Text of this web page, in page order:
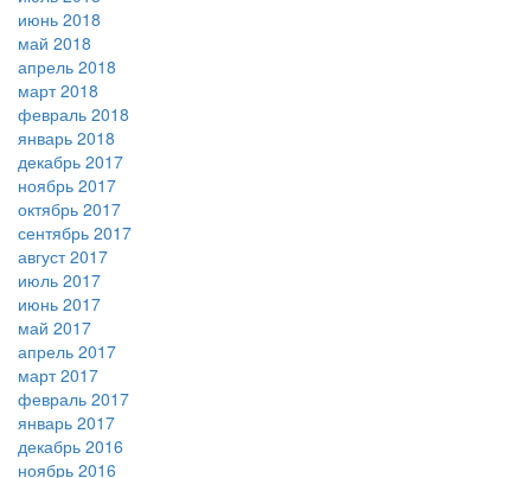
июнь 2018
май 2018
апрель 2018
март 2018
февраль 2018
январь 2018
декабрь 2017
ноябрь 2017
октябрь 2017
сентябрь 2017
август 2017
июль 2017
июнь 2017
май 2017
апрель 2017
март 2017
февраль 2017
январь 2017
декабрь 2016
ноябрь 2016